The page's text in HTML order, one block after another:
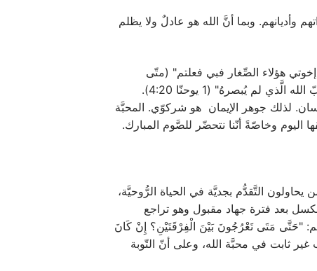
وأديانهم. وبما أنَّ الله هو عادلٌ ولا يظلم
هؤلاء الصِّغار فبي فعلتم" (متّى
40:25). يريد السّيّد أن يوضح تمامًا ما ردّده الرَّسول يوحنّا الحبيب: "مَن لا يُحبّ أخاه الَّذي أبصرهُ كيف يقدرُ أن يحبّ الله الَّذي لم يُبصرهُ" (1 يوحنّا 4:20).
لذلك جوهر الإيمان هو شركوّي. المحبَّة
اليوم وخاصّةً أنّنا نتحضّر للصَّوم المبارك.
التَّقدُّم بجديَّة في الحياة الرُّوحيَّة،
بعد فترة جهاد مقبول وهو تراجع
"حَتَّى مَتَى تَعْرُجُونَ بَيْنَ الْفِرْقَتَيْنِ؟ إِنْ كَانَ
يدلّ على أن القلب غير ثابت في محبَّة الله، وعلى أنّ التّوبة